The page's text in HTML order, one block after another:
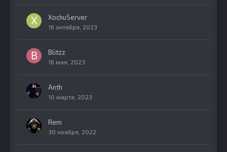
XochuServer
16 октября, 2023
Blitzz
16 мая, 2023
Anth
10 марта, 2023
Rem
30 ноября, 2022